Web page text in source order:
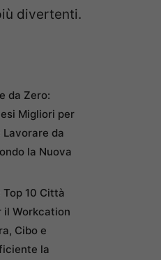
divertenti.
da Zero:
Migliori per
da
la Nuova
10 Città
il Workcation
Cibo e
la